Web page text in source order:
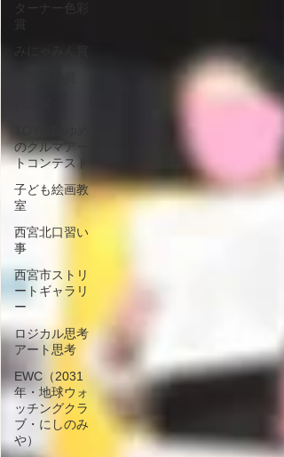
ターナー色彩
のクルマアー
トコンテスト
子ども絵画教
室
西宮北口習い
事
西宮市ストリ
ートギャラリ
ー
ロジカル思考
アート思考
EWC（2031
年・地球ウォ
ッチングクラ
ブ・にしのみ
や）